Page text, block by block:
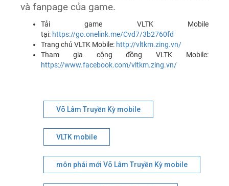
và fanpage của game.
Tải game VLTK Mobile
tại: https://go.onelink.me/Cvd7/3b2760fd
Trang chủ VLTK Mobile: http://vltkm.zing.vn/
Tham gia cộng đồng VLTK Mobile:
https://www.facebook.com/vltkm.zing.vn/
Võ Lâm Truyền Kỳ mobile
VLTK mobile
môn phái mới Võ Lâm Truyền Kỳ mobile